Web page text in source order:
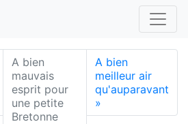
A bien
mauvais
esprit pour
une petite
Bretonne
A bien
meilleur air
qu'auparavant
»